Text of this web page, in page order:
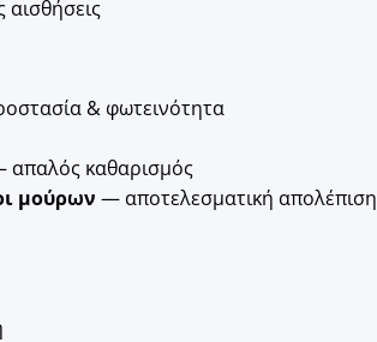
& φωτεινότητα
απαλός καθαρισμός
μούρων — αποτελεσματική απολέπιση